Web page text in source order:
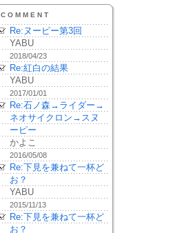
COMMENT
Re:ヌーピー第3回
YABU
2018/04/23
Re:紅白の結果
YABU
2017/01/01
Re:石ノ森→ライダー→
ネオサイクロン→スヌ
ーピー
かよこ
2016/05/08
Re:下見を兼ねて一杯ど
お？
YABU
2015/11/13
Re:下見を兼ねて一杯ど
お？